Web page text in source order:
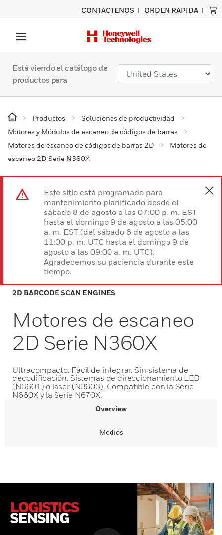
CONTÁCTENOS ORDEN RÁPIDA
Está viendo el catálogo de
productos para
Productos
Soluciones de productividad
Motores y Módulos de escaneo de códigos de barras
Motores de escaneo de códigos de barras 2D
Motores de
escaneo 2D Serie N360X
Este sitio está programado para
mantenimiento planificado desde el
sábado 8 de agosto a las 07:00 p. m. EST
hasta el domingo 9 de agosto a las 05:00
a. m. EST (del sábado 8 de agosto a las
11:00 p. m. UTC hasta el domingo 9 de
agosto a las 09:00 a. m. UTC).
Agradecemos su paciencia durante este
tiempo.
2D BARCODE SCAN ENGINES
Motores de escaneo
2D Serie N360X
Ultracompacto. Fácil de integrar. Sin sistema de
decodificación. Sistemas de direccionamiento LED
(N3601) o láser (N3603). Compatible con la Serie
N660X y la Serie N670X.
Overview
Medios